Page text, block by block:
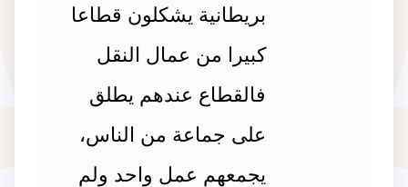
بريطانية يشكلون قطاعا
كبيرا من عمال النقل
فالقطاع عندهم يطلق
على جماعة من الناس،
يجمعهم عمل واحد ولم